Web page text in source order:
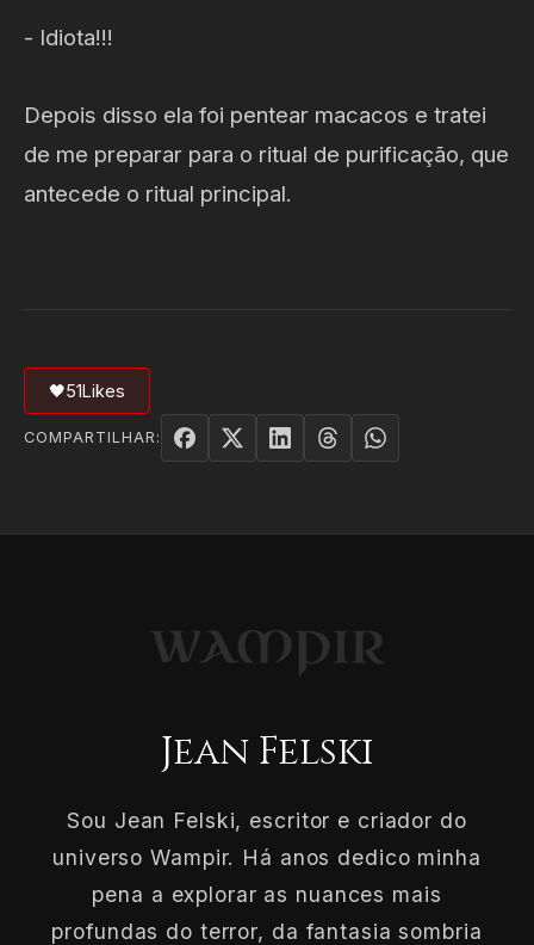
- Idiota!!!
Depois disso ela foi pentear macacos e tratei
de me preparar para o ritual de purificação, que
antecede o ritual principal.
🖤51Likes
COMPARTILHAR:
Jean Felski
Sou Jean Felski, escritor e criador do
universo Wampir. Há anos dedico minha
pena a explorar as nuances mais
profundas do terror, da fantasia sombria